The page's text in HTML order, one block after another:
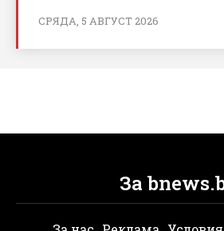
СРЯДА, 5 АВГУСТ 2026
За